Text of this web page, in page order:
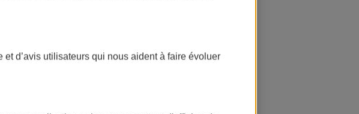
et d’avis utilisateurs qui nous aident à faire évoluer